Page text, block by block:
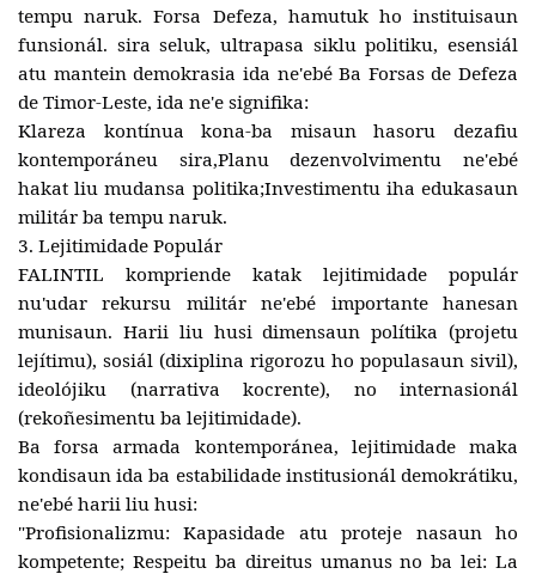
tempu naruk. Forsa Defeza, hamutuk ho instituisaun
funsionál. sira seluk, ultrapasa siklu politiku, esensiál
atu mantein demokrasia ida ne'ebé Ba Forsas de Defeza
de Timor-Leste, ida ne'e signifika:
Klareza kontínua kona-ba misaun hasoru dezafiu
kontemporáneu sira,Planu dezenvolvimentu ne'ebé
hakat liu mudansa politika;Investimentu iha edukasaun
militár ba tempu naruk.
3. Lejitimidade Populár
FALINTIL kompriende katak lejitimidade populár
nu'udar rekursu militár ne'ebé importante hanesan
munisaun. Harii liu husi dimensaun polítika (projetu
lejítimu), sosiál (dixiplina rigorozu ho populasaun sivil),
ideolójiku (narrativa kocrente), no internasionál
(rekoñesimentu ba lejitimidade).
Ba forsa armada kontemporánea, lejitimidade maka
kondisaun ida ba estabilidade institusionál demokrátiku,
ne'ebé harii liu husi:
"Profisionalizmu: Kapasidade atu proteje nasaun ho
kompetente; Respeitu ba direitus umanus no ba lei: La